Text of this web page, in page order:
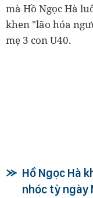
mà Hồ Ngọc Hà
khen "lão hóa
mẹ 3 con U40.
Hồ Ngọc Hà
nhóc tỳ ngày